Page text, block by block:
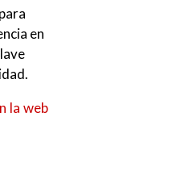
en
la web